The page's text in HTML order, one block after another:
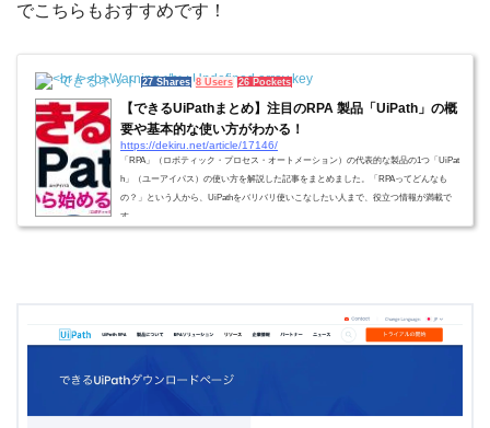
でこちらもおすすめです！
できるネット 27 Shares 8 Users 26 Pockets
【できるUiPathまとめ】注目のRPA 製品「UiPath」の概
要や基本的な使い方がわかる！
https://dekiru.net/article/17146/
「RPA」（ロボティック・プロセス・オートメーション）の代表的な製品の1つ「UiPat
h」（ユーアイパス）の使い方を解説した記事をまとめました。「RPAってどんなも
の？」という人から、UiPathをバリバリ使いこなしたい人まで、役立つ情報が満載で
す。